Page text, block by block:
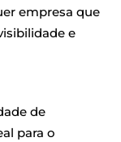
empresa que
e
de
para o